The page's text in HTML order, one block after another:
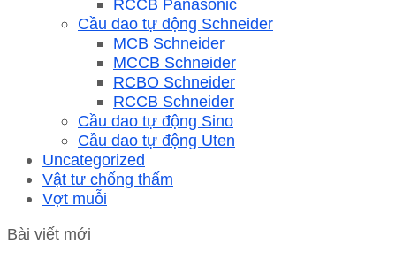
RCCB Panasonic
Cầu dao tự động Schneider
MCB Schneider
MCCB Schneider
RCBO Schneider
RCCB Schneider
Cầu dao tự động Sino
Cầu dao tự động Uten
Uncategorized
Vật tư chống thấm
Vợt muỗi
Bài viết mới